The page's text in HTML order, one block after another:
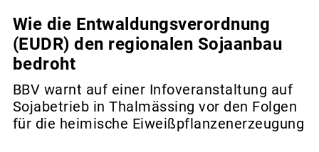
Wie die Entwaldungsverordnung
(EUDR) den regionalen Sojaanbau
bedroht
BBV warnt auf einer Infoveranstaltung auf
Sojabetrieb in Thalmässing vor den Folgen
für die heimische Eiweißpflanzenerzeugung